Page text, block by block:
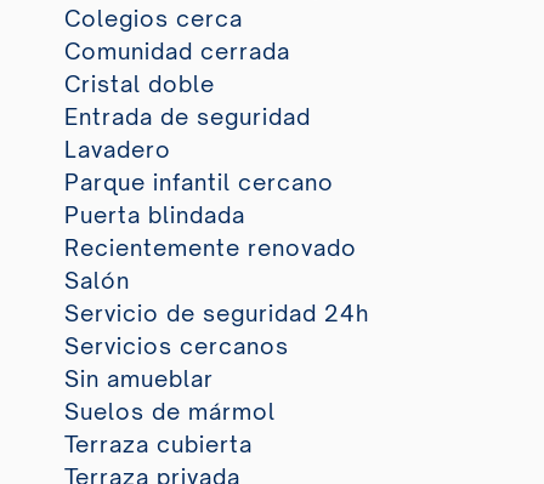
Colegios cerca
Comunidad cerrada
Cristal doble
Entrada de seguridad
Lavadero
Parque infantil cercano
Puerta blindada
Recientemente renovado
Salón
Servicio de seguridad 24h
Servicios cercanos
Sin amueblar
Suelos de mármol
Terraza cubierta
Terraza privada